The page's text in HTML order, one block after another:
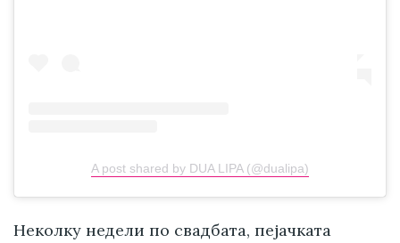
A post shared by DUA LIPA (@dualipa)
Неколку недели по свадбата, пејачката